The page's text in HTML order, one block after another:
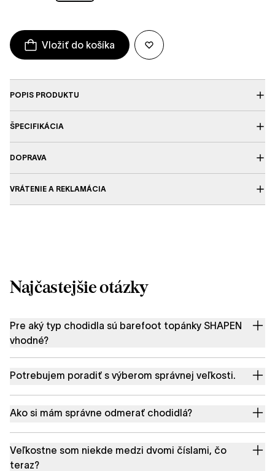
Vložiť do košíka
POPIS PRODUKTU
ŠPECIFIKÁCIA
DOPRAVA
VRÁTENIE A REKLAMÁCIA
Najčastejšie otázky
Pre aký typ chodidla sú barefoot topánky SHAPEN
vhodné?
Potrebujem poradiť s výberom správnej veľkosti.
Ako si mám správne odmerať chodidlá?
Veľkostne som niekde medzi dvomi číslami, čo
teraz?